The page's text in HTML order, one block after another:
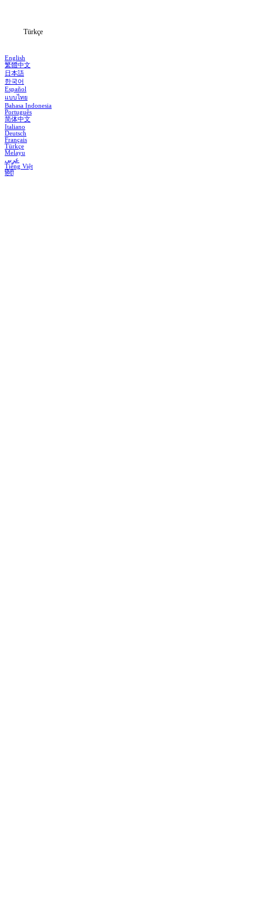
Türkçe
English
繁體中文
日本語
한국어
Español
แบบไทย
Bahasa Indonesia
Português
简体中文
Italiano
Deutsch
Français
Türkçe
Melayu
عربي
Tiếng Việt
हिंदी